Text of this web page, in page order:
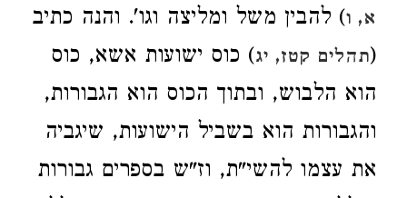
א, ו) להבין משל ומליצה וגו'. והנה כתיב
(תהלים קטז, יג) כוס ישועות אשא, כוס
הוא הלבוש, ובתוך הכוס הוא הגבורות,
והגבורות הוא בשביל הישועות, שיגביה
את עצמו להשי"ת, וז"ש בספרים גבורות